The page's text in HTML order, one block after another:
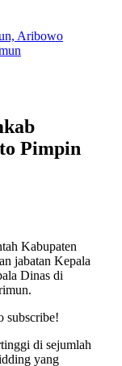
Aribowo
Pimpin
Kabupaten
jabatan Kepala
Dinas di
subscribe!
di sejumlah
yang